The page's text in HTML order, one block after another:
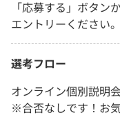
「応募する」ボタン
エントリーください。
選考フロー
オンライン個別説明会
※合否なしです！お